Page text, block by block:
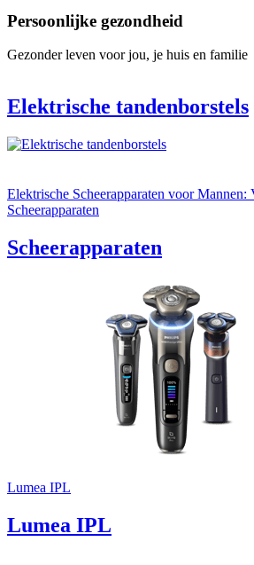
Persoonlijke gezondheid
Gezonder leven voor jou, je huis en familie
Elektrische tandenborstels
Elektrische Scheerapparaten voor Mannen:
Scheerapparaten
Scheerapparaten
Lumea IPL
Lumea IPL